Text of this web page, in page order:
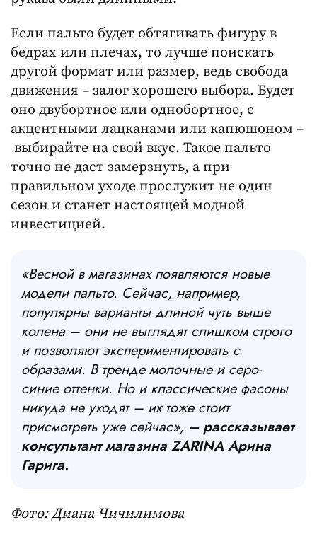
Если пальто будет обтягивать фигуру в
бедрах или плечах, то лучше поискать
другой формат или размер, ведь свобода
движения – залог хорошего выбора. Будет
оно двубортное или однобортное, с
акцентными лацканами или капюшоном –
выбирайте на свой вкус. Такое пальто
точно не даст замерзнуть, а при
правильном уходе прослужит не один
сезон и станет настоящей модной
инвестицией.
«Весной в магазинах появляются новые
модели пальто. Сейчас, например,
популярны варианты длиной чуть выше
колена – они не выглядят слишком строго
и позволяют экспериментировать с
образами. В тренде молочные и серо-
синие оттенки. Но и классические фасоны
никуда не уходят – их тоже стоит
присмотреть уже сейчас», – рассказывает
консультант магазина ZARINA Арина
Гарига.
Фото: Диана Чичилимова